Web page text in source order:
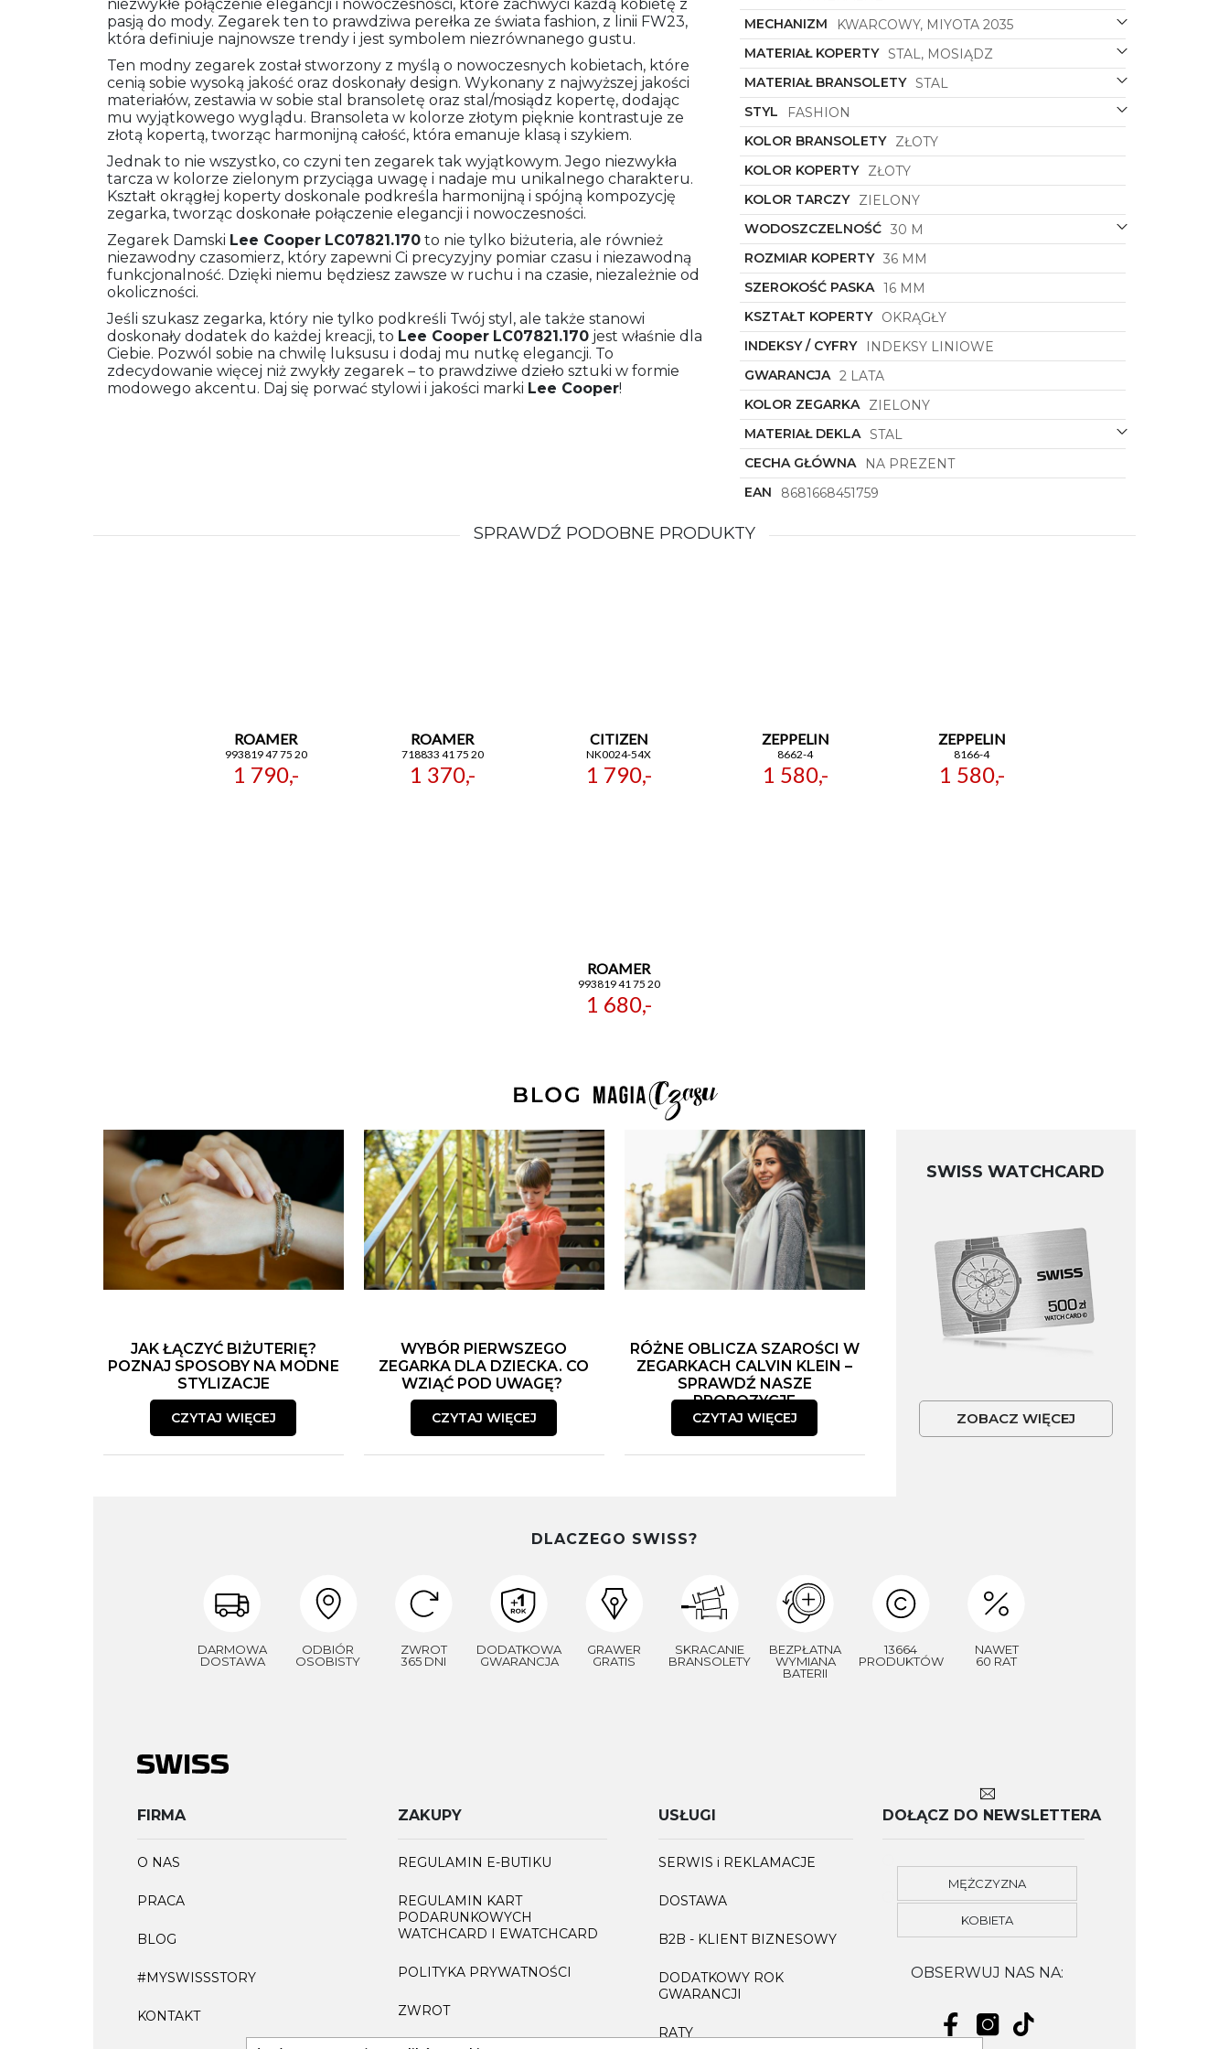
niezwykłe połączenie elegancji i nowoczesności, które zachwyci każdą kobietę z
pasją do mody. Zegarek ten to prawdziwa perełka ze świata fashion, z linii FW23,
która definiuje najnowsze trendy i jest symbolem niezrównanego gustu.
Ten modny zegarek został stworzony z myślą o nowoczesnych kobietach, które
cenią sobie wysoką jakość oraz doskonały design. Wykonany z najwyższej jakości
materiałów, zestawia w sobie stal bransoletę oraz stal/mosiądz kopertę, dodając
mu wyjątkowego wyglądu. Bransoleta w kolorze złotym pięknie kontrastuje ze
złotą kopertą, tworząc harmonijną całość, która emanuje klasą i szykiem.
Jednak to nie wszystko, co czyni ten zegarek tak wyjątkowym. Jego niezwykła
tarcza w kolorze zielonym przyciąga uwagę i nadaje mu unikalnego charakteru.
Kształt okrągłej koperty doskonale podkreśla harmonijną i spójną kompozycję
zegarka, tworząc doskonałe połączenie elegancji i nowoczesności.
Zegarek Damski Lee Cooper LC07821.170 to nie tylko biżuteria, ale również
niezawodny czasomierz, który zapewni Ci precyzyjny pomiar czasu i niezawodną
funkcjonalność. Dzięki niemu będziesz zawsze w ruchu i na czasie, niezależnie od
okoliczności.
Jeśli szukasz zegarka, który nie tylko podkreśli Twój styl, ale także stanowi
doskonały dodatek do każdej kreacji, to Lee Cooper LC07821.170 jest właśnie dla
Ciebie. Pozwól sobie na chwilę luksusu i dodaj mu nutkę elegancji. To
zdecydowanie więcej niż zwykły zegarek – to prawdziwe dzieło sztuki w formie
modowego akcentu. Daj się porwać stylowi i jakości marki Lee Cooper!
MECHANIZM
KWARCOWY, MIYOTA 2035
MATERIAŁ KOPERTY STAL, MOSIĄDZ
MATERIAŁ BRANSOLETY STAL
STYL
FASHION
KOLOR BRANSOLETY
ZŁOTY
KOLOR KOPERTY
ZŁOTY
KOLOR TARCZY
ZIELONY
WODOSZCZELNOŚĆ 30 M
ROZMIAR KOPERTY 36 MM
SZEROKOŚĆ PASKA 16 MM
KSZTAŁT KOPERTY
OKRĄGŁY
INDEKSY / CYFRY
INDEKSY LINIOWE
GWARANCJA 2 LATA
KOLOR ZEGARKA
ZIELONY
MATERIAŁ DEKLA STAL
CECHA GŁÓWNA
NA PREZENT
EAN
8681668451759
SPRAWDŹ PODOBNE PRODUKTY
ROAMER
993819 47 75 20
1 790,-
ROAMER
718833 41 75 20
1 370,-
CITIZEN
NK0024-54X
1 790,-
ZEPPELIN
8662-4
1 580,-
ZEPPELIN
8166-4
1 580,-
ROAMER
993819 41 75 20
1 680,-
JAK ŁĄCZYĆ BIŻUTERIĘ?
POZNAJ SPOSOBY NA MODNE
STYLIZACJE
CZYTAJ WIĘCEJ
WYBÓR PIERWSZEGO
ZEGARKA DLA DZIECKA. CO
WZIĄĆ POD UWAGĘ?
CZYTAJ WIĘCEJ
RÓŻNE OBLICZA SZAROŚCI W
ZEGARKACH CALVIN KLEIN –
SPRAWDŹ NASZE
PROPOZYCJE
CZYTAJ WIĘCEJ
SWISS WATCHCARD
ZOBACZ WIĘCEJ
DLACZEGO SWISS?
DARMOWA
DOSTAWA
ODBIÓR
OSOBISTY
ZWROT
365 DNI
DODATKOWA
GWARANCJA
GRAWER
GRATIS
SKRACANIE
BRANSOLETY
BEZPŁATNA
WYMIANA
BATERII
13664
PRODUKTÓW
NAWET
60 RAT
FIRMA
O NAS
PRACA
BLOG
#MYSWISSSTORY
KONTAKT
ZAKUPY
REGULAMIN E-BUTIKU
REGULAMIN KART
PODARUNKOWYCH
WATCHCARD I EWATCHCARD
POLITYKA PRYWATNOŚCI
ZWROT
USŁUGI
SERWIS i REKLAMACJE
DOSTAWA
B2B - KLIENT BIZNESOWY
DODATKOWY ROK
GWARANCJI
RATY
DOŁĄCZ DO NEWSLETTERA
MĘŻCZYZNA
KOBIETA
OBSERWUJ NAS NA: